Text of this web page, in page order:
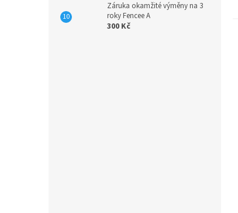
Záruka okamžité výměny na 3
roky Fencee A
300 Kč